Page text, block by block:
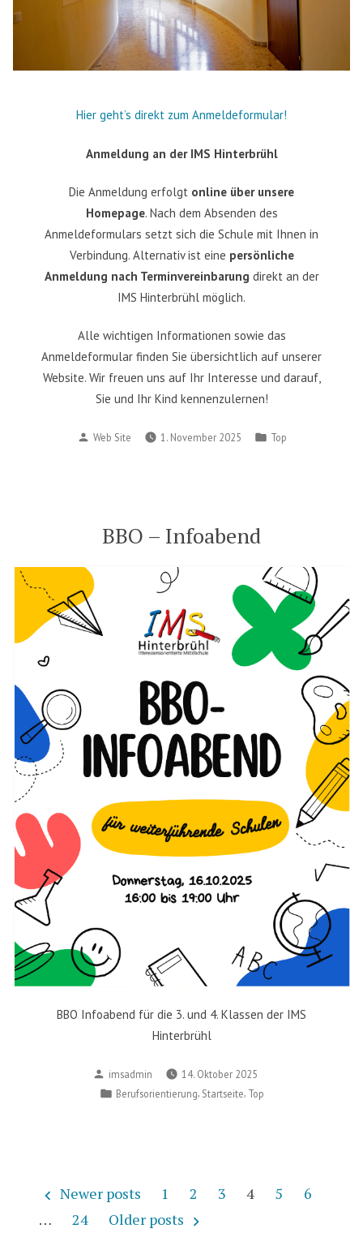
Hier geht’s direkt zum Anmeldeformular!
Anmeldung an der IMS Hinterbrühl
Die Anmeldung erfolgt online über unsere
Homepage. Nach dem Absenden des
Anmeldeformulars setzt sich die Schule mit Ihnen in
Verbindung. Alternativ ist eine persönliche
Anmeldung nach Terminvereinbarung direkt an der
IMS Hinterbrühl möglich.
Alle wichtigen Informationen sowie das
Anmeldeformular finden Sie übersichtlich auf unserer
Website. Wir freuen uns auf Ihr Interesse und darauf,
Sie und Ihr Kind kennenzulernen!
Posted
Web Site 1. November 2025
Posted
Top
BBO – Infoabend
BBO Infoabend für die 3. und 4. Klassen der IMS
Hinterbrühl
Posted
by
imsadmin
14. Oktober 2025
Posted
Berufsorientierung, Startseite, Top
Seitennummerierung
Newer posts 1 2 3 4 5
6
…
24 Older posts